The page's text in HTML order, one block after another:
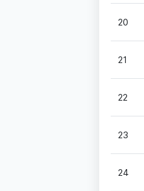
20
21
22
23
24